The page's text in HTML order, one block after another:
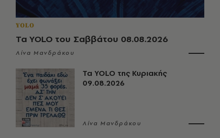
YOLO
Τα YOLO του Σαββάτου 08.08.2026
Λίνα Μανδράκου
Τα YOLO της Κυριακής
09.08.2026
Λίνα Μανδράκου